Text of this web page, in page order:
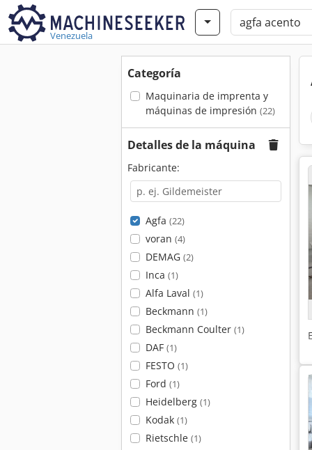
Venezuela
Categoría
Maquinaria de imprenta y
máquinas de impresión (22)
Detalles de la máquina
Fabricante:
Agfa (22)
voran (4)
DEMAG (2)
Inca (1)
Alfa Laval (1)
Beckmann (1)
Beckmann Coulter (1)
DAF (1)
FESTO (1)
Ford (1)
Heidelberg (1)
Kodak (1)
Rietschle (1)